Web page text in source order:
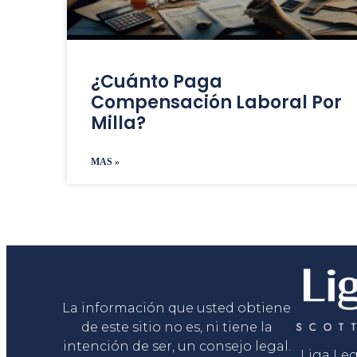
¿Cuánto Paga
Compensación Laboral Por
Milla?
MAS »
La información que usted obtiene
de este sitio no es, ni tiene la
intención de ser, un consejo legal.